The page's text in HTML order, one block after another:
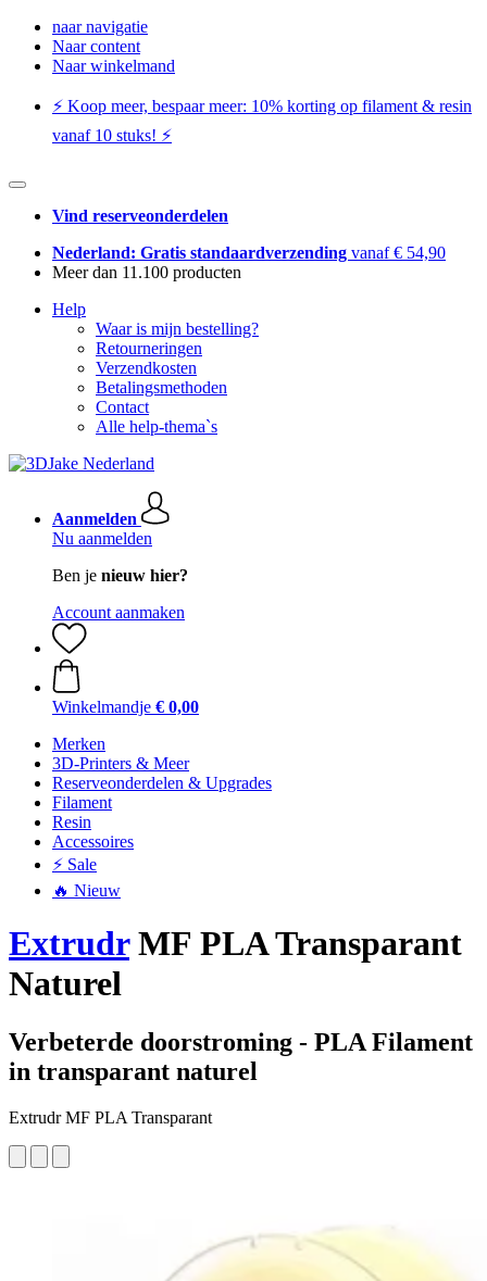
naar navigatie
Naar content
Naar winkelmand
⚡️ Koop meer, bespaar meer: ​​10% korting op filament & resin
vanaf 10 stuks! ⚡️
Vind reserveonderdelen
Nederland: Gratis standaardverzending vanaf € 54,90
Meer dan 11.100 producten
Help
Waar is mijn bestelling?
Retourneringen
Verzendkosten
Betalingsmethoden
Contact
Alle help-thema`s
Aanmelden
Nu aanmelden
Ben je nieuw hier?
Account aanmaken
Winkelmandje € 0,00
Merken
3D-Printers & Meer
Reserveonderdelen & Upgrades
Filament
Resin
Accessoires
⚡ Sale
🔥 Nieuw
ExtrudrMF PLA Transparant
Naturel
Verbeterde doorstroming - PLA Filament
in transparant naturel
Extrudr MF PLA Transparant